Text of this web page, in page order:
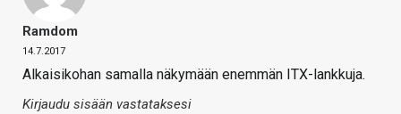
Ramdom
14.7.2017
Alkaisikohan samalla näkymään enemmän ITX-lankkuja.
Kirjaudu sisään vastataksesi